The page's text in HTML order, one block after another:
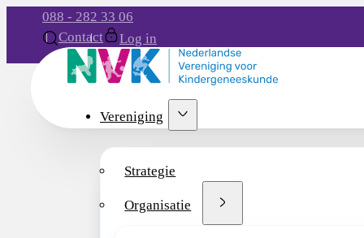
088 - 282 33 06
Contact
Log in
Vereniging
Strategie
Organisatie